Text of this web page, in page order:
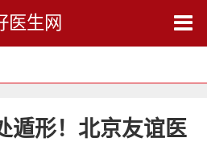
医生网
遁形！北京友谊医